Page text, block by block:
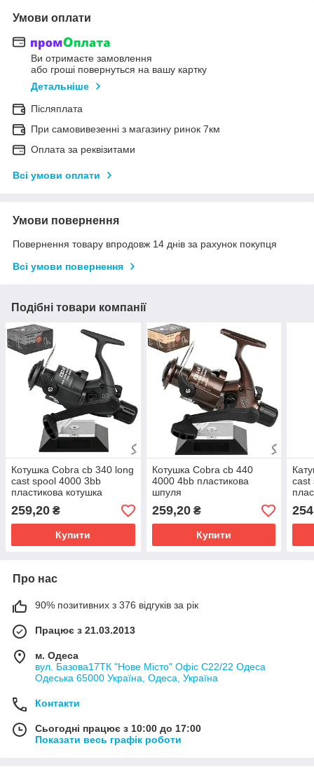
Умови оплати
Ви отримаєте замовлення
або гроші повернуться на вашу картку
Детальніше
Післяплата
При самовивезенні з магазину ринок 7км
Оплата за реквізитами
Всі умови оплати
Умови повернення
Повернення товару впродовж 14 днів за рахунок покупця
Всі умови повернення
Подібні товари компанії
Котушка Cobra cb 340 long
cast spool 4000 3bb
пластикова котушка
259,20 ₴
Купити
Котушка Cobra cb 440
4000 4bb пластикова
шпуля
259,20₴
Купити
cast
Про нас
90% позитивних з 376 відгуків за рік
Працює з 21.03.2013
м. Одеса
вул. Базова17ТК "Нове Місто" Офіс С22/22 Одеса
Одеська 65000 Україна, Одеса, Україна
Контакти
Сьогодні працює з 10:00 до 17:00
Показати весь графік роботи